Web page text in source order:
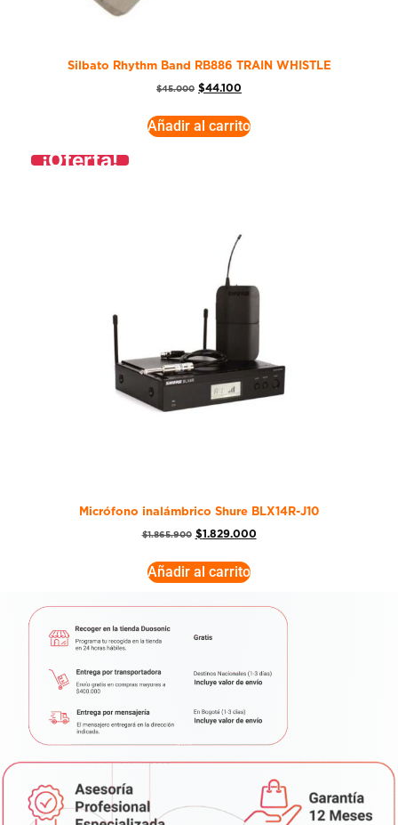
Silbato Rhythm Band RB886 TRAIN WHISTLE
$45.000 $44.100
Añadir al carrito
¡Oferta!
Micrófono inalámbrico Shure BLX14R-J10
$1.865.900 $1.829.000
Añadir al carrito